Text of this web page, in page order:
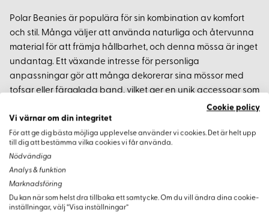
Polar Beanies är populära för sin kombination av komfort
och stil. Många väljer att använda naturliga och återvunna
material för att främja hållbarhet, och denna mössa är inget
undantag. Ett växande intresse för personliga
anpassningar gör att många dekorerar sina mössor med
tofsar eller färgglada band, vilket ger en unik accessoar som
passar perfekt för kalla väderlekar. Under 2023 ser vi ett
starkt fokus på hållbar modeproduktion, där DIY-projekt
som dessa bidrar till en klimatmedveten garderob.
Varianter
Cookie policy
Vi värnar om din integritet
För att ge dig bästa möjliga upplevelse använder vi cookies. Det är helt upp
till dig att bestämma vilka cookies vi får använda.
Nödvändiga
Analys & funktion
Marknadsföring
Du kan när som helst dra tillbaka ett samtycke. Om du vill ändra dina cookie-
inställningar, välj “Visa inställningar”